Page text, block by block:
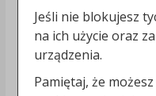
Jeśli nie blokujesz
na ich użycie oraz
urządzenia.
Pamiętaj, że